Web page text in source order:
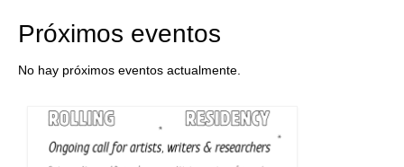
Próximos eventos
No hay próximos eventos actualmente.